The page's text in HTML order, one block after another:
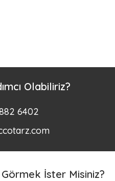
Olabiliriz?
6402
İster Misiniz?